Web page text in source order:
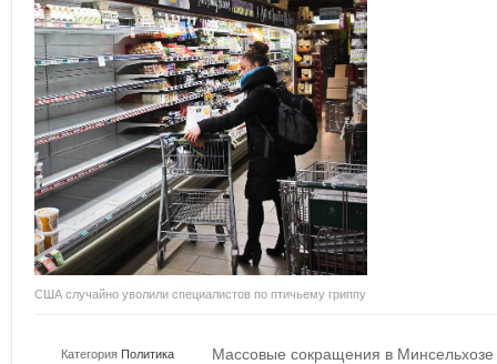
США случайно уволили специалистов по птичьему гриппу
Категория Политика
Массовые сокращения в